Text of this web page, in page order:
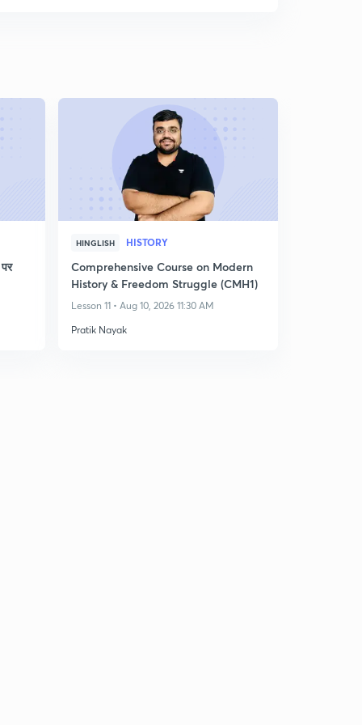
HINGLISH HISTORY
Comprehensive Course on Modern
History & Freedom Struggle (CMH1)
Lesson 11 • Aug 10, 2026 11:30 AM
Pratik Nayak